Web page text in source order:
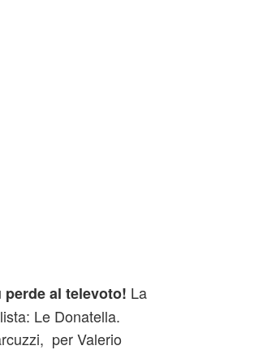
perde al televoto! La
Le Donatella.
per Valerio